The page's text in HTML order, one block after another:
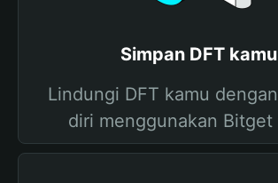
Simpan DFT kamu
Lindungi DFT kamu
diri menggunakan Bitget